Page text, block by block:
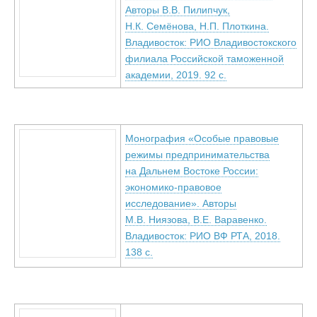
Авторы В.В. Пилипчук,
Н.К. Семёнова, Н.П. Плоткина.
Владивосток: РИО Владивостокского
филиала Российской таможенной
академии, 2019. 92 с.
Монография «Особые правовые
режимы предпринимательства
на Дальнем Востоке России:
экономико-правовое
исследование». Авторы
М.В. Ниязова, В.Е. Варавенко.
Владивосток: РИО ВФ РТА, 2018.
138 с.